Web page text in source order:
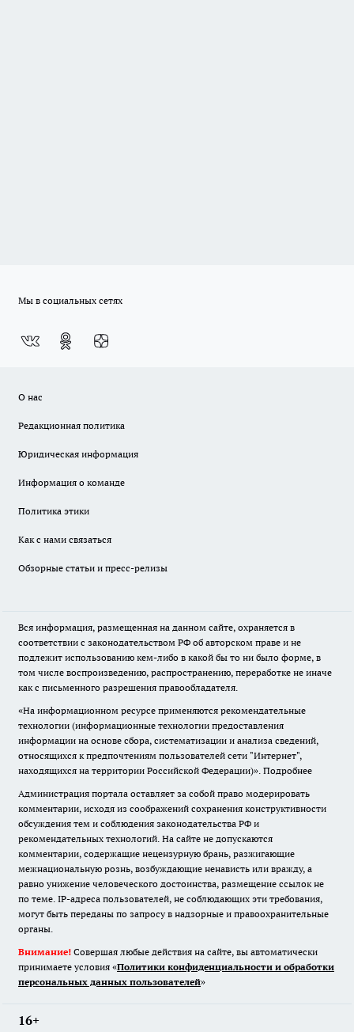
Мы в социальных сетях
О нас
Редакционная политика
Юридическая информация
Информация о команде
Политика этики
Как с нами связаться
Обзорные статьи и пресс-релизы
Вся информация, размещенная на данном сайте, охраняется в
соответствии с законодательством РФ об авторском праве и не
подлежит использованию кем-либо в какой бы то ни было форме, в
том числе воспроизведению, распространению, переработке не иначе
как с письменного разрешения правообладателя.
«На информационном ресурсе применяются рекомендательные
технологии (информационные технологии предоставления
информации на основе сбора, систематизации и анализа сведений,
относящихся к предпочтениям пользователей сети "Интернет",
находящихся на территории Российской Федерации)». Подробнее
Администрация портала оставляет за собой право модерировать
комментарии, исходя из соображений сохранения конструктивности
обсуждения тем и соблюдения законодательства РФ и
рекомендательных технологий. На сайте не допускаются
комментарии, содержащие нецензурную брань, разжигающие
межнациональную рознь, возбуждающие ненависть или вражду, а
равно унижение человеческого достоинства, размещение ссылок не
по теме. IP-адреса пользователей, не соблюдающих эти требования,
могут быть переданы по запросу в надзорные и правоохранительные
органы.
Внимание! Совершая любые действия на сайте, вы автоматически
принимаете условия «Политики конфиденциальности и обработки
персональных данных пользователей»
16+